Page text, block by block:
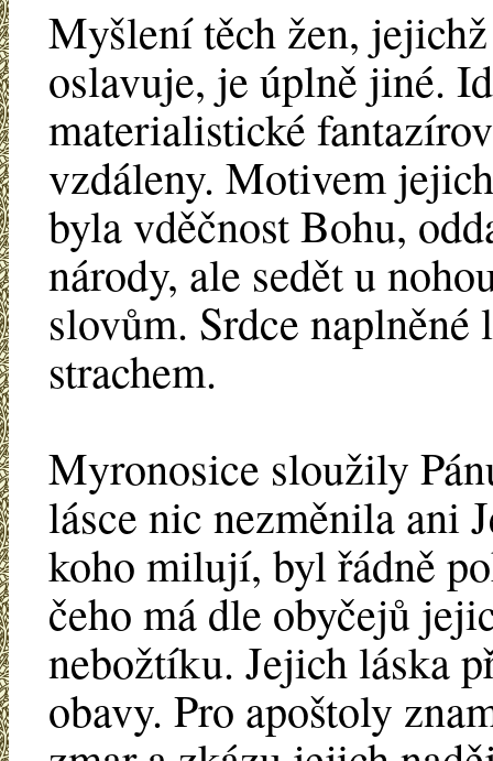
Myšlení těch žen,
oslavuje, je úplně jiné.
materialistické
vzdáleny. Motivem
byla vděčnost Bohu,
národy, ale sedět u
slovům. Srdce
strachem.
Myronosice sloužily
lásce nic nezměnila ani
koho milují, byl řádně
čeho má dle obyčejů
nebožtíku. Jejich láska
obavy. Pro apoštoly